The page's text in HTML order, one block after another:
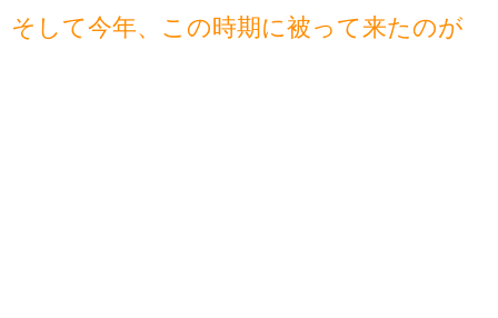
そして今年、この時期に被って来たのが